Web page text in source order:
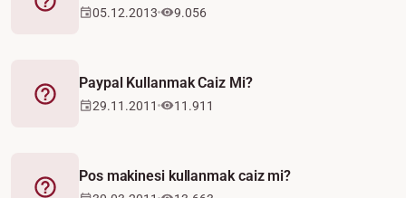
Fetva 05.12.2013 9.056
Fetva
Paypal Kullanmak Caiz Mi?
29.11.2011 11.911
Pos makinesi kullanmak caiz mi?